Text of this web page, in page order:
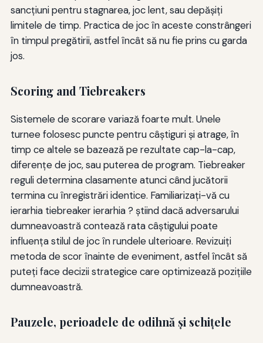
sancțiuni pentru stagnarea, joc lent, sau depășiți
limitele de timp. Practica de joc în aceste constrângeri
în timpul pregătirii, astfel încât să nu fie prins cu garda
jos.
Scoring and Tiebreakers
Sistemele de scorare variază foarte mult. Unele
turnee folosesc puncte pentru câştiguri şi atrage, în
timp ce altele se bazează pe rezultate cap-la-cap,
diferenţe de joc, sau puterea de program. Tiebreaker
reguli determina clasamente atunci când jucătorii
termina cu înregistrări identice. Familiarizaţi-vă cu
ierarhia tiebreaker ierarhia ? ştiind dacă adversarului
dumneavoastră contează rata câştigului poate
influenţa stilul de joc în rundele ulterioare. Revizuiţi
metoda de scor înainte de eveniment, astfel încât să
puteţi face decizii strategice care optimizează poziţiile
dumneavoastră.
Pauzele, perioadele de odihnă şi schiţele